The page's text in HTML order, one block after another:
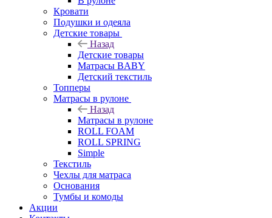
Кровати
Подушки и одеяла
Детские товары
Назад
Детские товары
Матрасы BABY
Детский текстиль
Топперы
Матрасы в рулоне
Назад
Матрасы в рулоне
ROLL FOAM
ROLL SPRING
Simple
Текстиль
Чехлы для матраса
Основания
Тумбы и комоды
Акции